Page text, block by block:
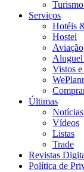
Serviços
Hotéis
Hostel
Aviação
Aluguel
Vistos e
Últimas
Notícias
Vídeos
Listas
Trade
Revistas
Política de